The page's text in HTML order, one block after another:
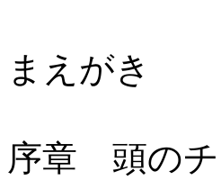
まえがき
序章 頭の